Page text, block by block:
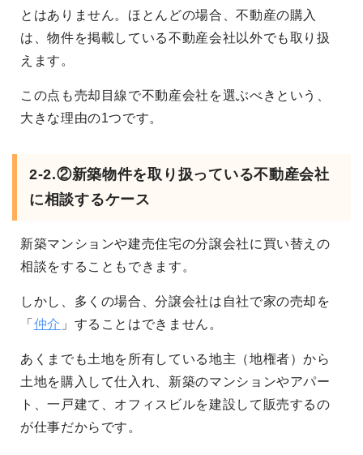
とはありません。ほとんどの場合、不動産の購入
は、物件を掲載している不動産会社以外でも取り扱
えます。
この点も売却目線で不動産会社を選ぶべきという、
大きな理由の1つです。
2-2.②新築物件を取り扱っている不動産会社
に相談するケース
新築マンションや建売住宅の分譲会社に買い替えの
相談をすることもできます。
しかし、多くの場合、分譲会社は自社で家の売却を
「 仲介 」することはできません。
あくまでも土地を所有している地主（地権者）から
土地を購入して仕入れ、新築のマンションやアパー
ト、一戸建て、オフィスビルを建設して販売するの
が仕事だからです。